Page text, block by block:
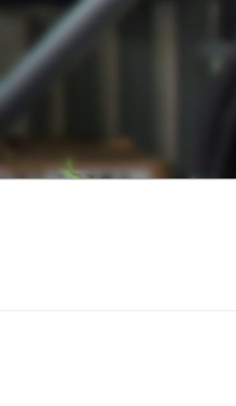
Aller
contenu
principal